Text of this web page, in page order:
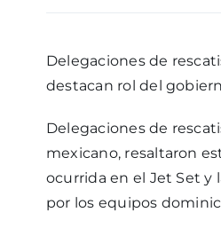
Delegaciones de
destacan rol del
Delegaciones de
mexicano, resaltaron
ocurrida en el Jet Set y
por los equipos